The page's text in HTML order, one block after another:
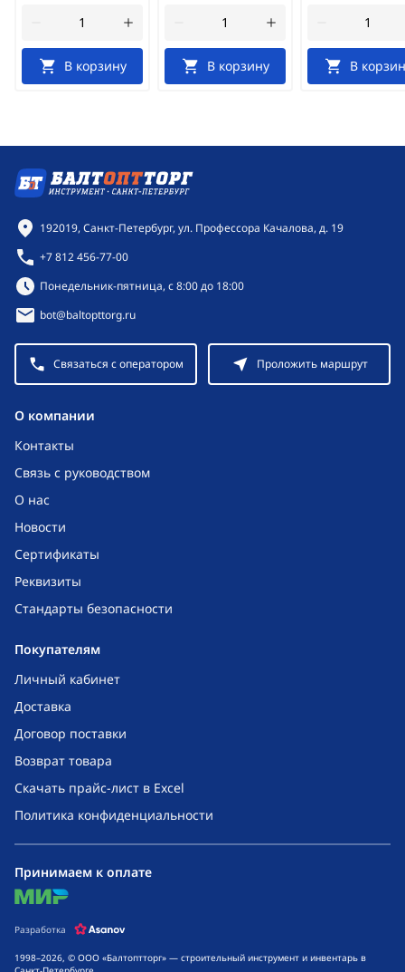
В корзину В корзину В
O компании
Контакты
Связь с руководством
О нас
Новости
Сертификаты
Реквизиты
Стандарты безопасности
Покупателям
Личный кабинет
Доставка
Договор поставки
Возврат товара
Скачать прайс-лист в Excel
Политика конфиденциальности
Контактная информация
192019, Санкт-Петербург, ул. Профессора Качалова, д. 19
+7 812 456-77-00
Режим работы:
Понедельник-пятница, с 8:00 до 18:00
bot@baltopttorg.ru
Связаться с оператором Проложить маршрут
1998–2026, © ООО «Балтоптторг» — строительный инструмент и инвентарь в
Принимаем к оплате
mir
Разработка